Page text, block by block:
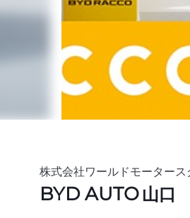
株式会社ワールドモータース
BYD AUTO 山口